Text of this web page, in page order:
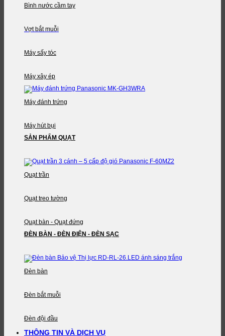
Bình nước cầm tay
Vợt bắt muỗi
Máy sấy tóc
Máy xây ép
Máy đánh trứng
Máy hút bụi
SẢN PHẨM QUẠT
Quạt trần
Quạt treo tường
Quạt bàn - Quạt đứng
ĐÈN BÀN - ĐÈN ĐIỆN - ĐÈN SẠC
Đèn bàn
Đèn bắt muỗi
Đèn đội đầu
THÔNG TIN VÀ DỊCH VỤ